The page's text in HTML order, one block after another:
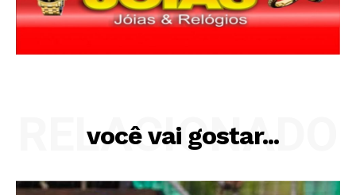
você vai gostar...
RELACIONADO